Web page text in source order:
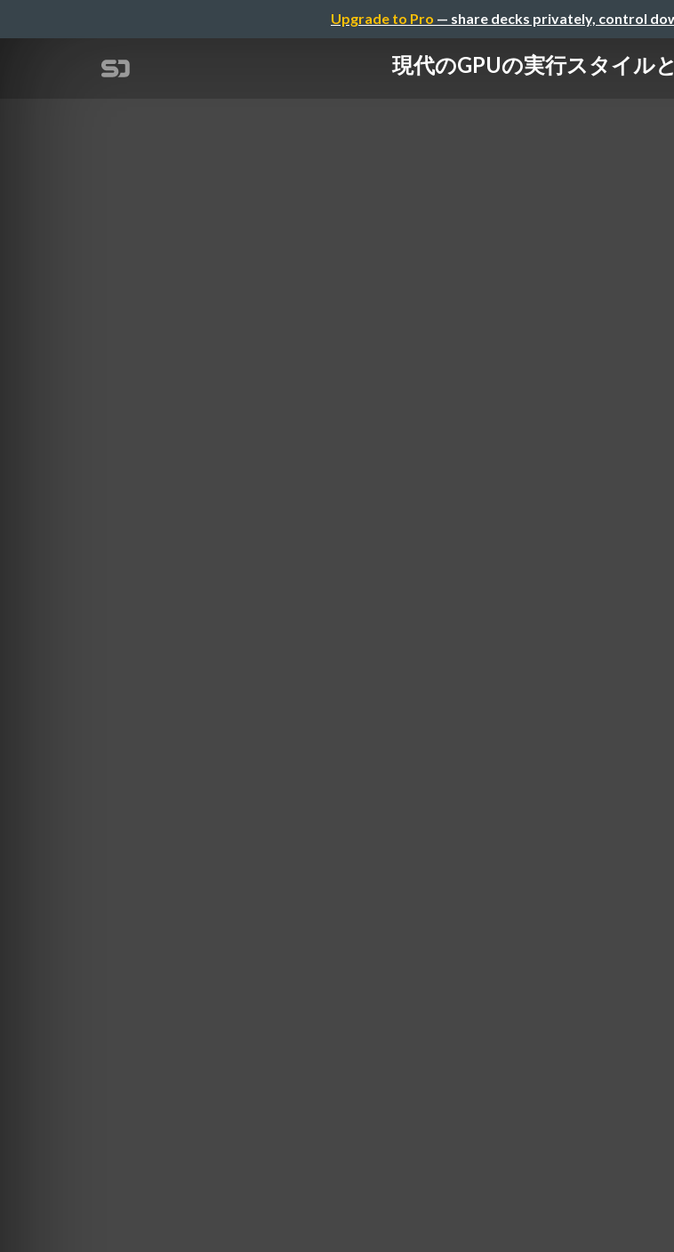
Upgrade to Pro — share decks privately, control
現代のGPUの実行スタイル